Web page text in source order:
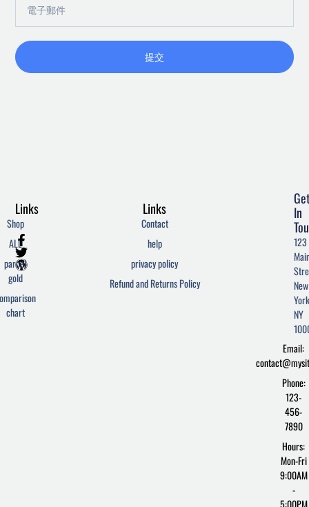
件
提交
F
a
c
e
o
o
T
w
i
t
e
r
W
o
r
d
r
e
Links
Contact
help
privacy policy
Refund and Returns Policy
Links
Shop
ALL
parcel
gold
chart
In
123
New
NY
Email:
Phone:
123-
456-
7890
Hours:
Mon-Fri
9:00AM
-
5:00PM